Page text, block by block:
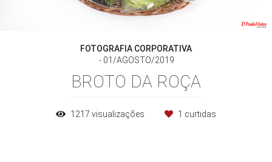
FOTOGRAFIA CORPORATIVA
01/AGOSTO/2019
BROTO DA ROÇA
1217 visualizações 1 curtidas